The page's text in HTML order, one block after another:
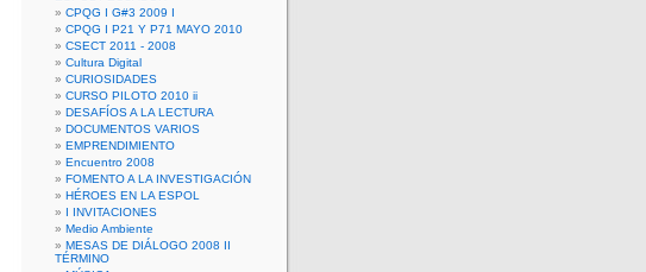
CPQG I G#3 2009 I
CPQG I P21 Y P71 MAYO 2010
CSECT 2011 - 2008
Cultura Digital
CURIOSIDADES
CURSO PILOTO 2010 ii
DESAFÍOS A LA LECTURA
DOCUMENTOS VARIOS
EMPRENDIMIENTO
Encuentro 2008
FOMENTO A LA INVESTIGACIÓN
HÉROES EN LA ESPOL
I INVITACIONES
Medio Ambiente
MESAS DE DIÁLOGO 2008 II
TÉRMINO